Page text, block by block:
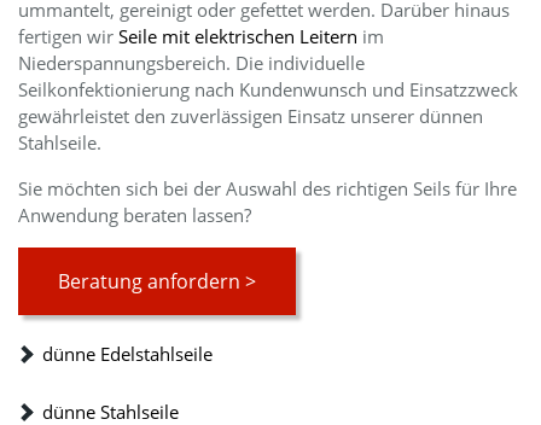
ummantelt, gereinigt oder gefettet werden. Darüber hinaus
fertigen wir Seile mit elektrischen Leitern im
Niederspannungsbereich. Die individuelle
Seilkonfektionierung nach Kundenwunsch und Einsatzzweck
gewährleistet den zuverlässigen Einsatz unserer dünnen
Stahlseile.
Sie möchten sich bei der Auswahl des richtigen Seils für Ihre
Anwendung beraten lassen?
Beratung anfordern >
dünne Edelstahlseile
dünne Stahlseile